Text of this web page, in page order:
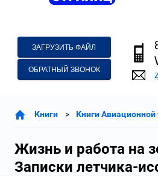
ЗАГРУЗИТЬ ФАЙЛ
ОБРАТНЫЙ ЗВОНОК
Книги Книги Авиационной
Жизнь и работа на
Записки летчика-